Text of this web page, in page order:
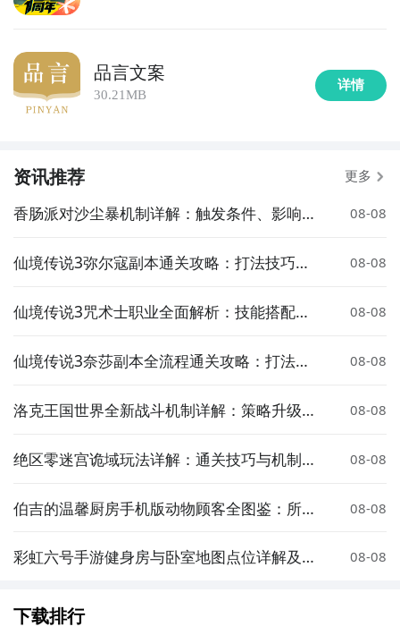
品言文案
30.21MB
详情
资讯推荐 更多
香肠派对沙尘暴机制详解：触发条件、影响范
08-08
仙境传说3弥尔寇副本通关攻略：打法技巧、
08-08
仙境传说3咒术士职业全面解析：技能搭配、
08-08
仙境传说3奈莎副本全流程通关攻略：打法技
08-08
洛克王国世界全新战斗机制详解：策略升级与
08-08
绝区零迷宫诡域玩法详解：通关技巧与机制解
08-08
伯吉的温馨厨房手机版动物顾客全图鉴：所有
08-08
彩虹六号手游健身房与卧室地图点位详解及实
08-08
下载排行